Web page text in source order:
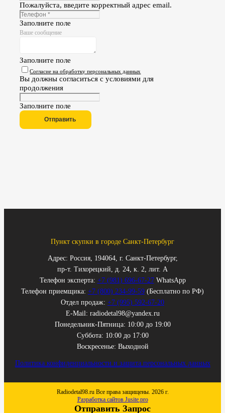
Пожалуйста, введите корректный адрес email.
Заполните поле
Ваше сообщение
Заполните поле
Согласие на обработку персональных данных
Вы должны согласиться с условиями для
продолжения
Заполните поле
Отправить
Пункт скупки в городе Санкт-Петербург
Адрес: Россия, 194064, г. Санкт-Петербург,
пр-т. Тихорецкий, д. 24, к. 2, лит. А
Телефон эксперта: +7 (981) 696-67-27WhatsApp
Телефон приемщика: +7 (800) 234-99-59 (Бесплатно по РФ)
Отдел продаж: +7 (995) 592-67-20
E-Mail: radiodetal98@yandex.ru
Понедельник-Пятница: 10:00 до 19:00
Суббота: 10:00 до 17:00
Воскресенье: Выходной
Политика конфиденциальности и защита персональных данных
Radiodetal98.ru Все права защищены. 2026 г.
Разработка сайтов Jusite.pro
Отправить Запрос